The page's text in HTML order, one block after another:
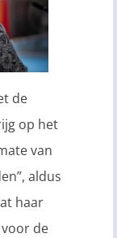
de
op het
van
aldus
haar
de